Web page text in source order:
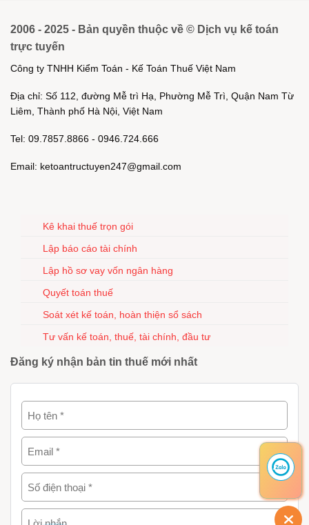
2006 - 2025 - Bản quyền thuộc về © Dịch vụ kế toán
trực tuyến
Công ty TNHH Kiểm Toán - Kế Toán Thuế Việt Nam
Địa chỉ: Số 112, đường Mễ trì Hạ, Phường Mễ Trì, Quận Nam Từ
Liêm, Thành phố Hà Nội, Việt Nam
Tel: 09.7857.8866 - 0946.724.666
Email: ketoantructuyen247@gmail.com
Kê khai thuế trọn gói
Lập báo cáo tài chính
Lập hồ sơ vay vốn ngân hàng
Quyết toán thuế
Soát xét kế toán, hoàn thiện sổ sách
Tư vấn kế toán, thuế, tài chính, đầu tư
Đăng ký nhận bản tin thuế mới nhất